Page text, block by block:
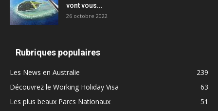
vont vous...
26 octobre 2022
Rubriques populaires
Les News en Australie
239
Découvrez le Working Holiday Visa
63
Les plus beaux Parcs Nationaux
51